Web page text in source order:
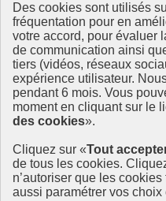
Des cookies sont utilisés
fréquentation pour en
votre accord, pour évaluer
de communication ainsi
tiers (vidéos, réseaux
expérience utilisateur.
pendant 6 mois. Vous
moment en cliquant sur le
des cookies».
Cliquez sur «Tout
de tous les cookies.
n’autoriser que les
aussi paramétrer vos
Ressources
La Méth’ODD
Gouvernement
Ce site propose l’information
2030 et la feuille de route de la
tous les acteurs.
info.gouv.fr- ouvre une
service-public.fr - ouvre
legifrance.gouv.fr- ouvre
data.gouv.fr- ouvre une